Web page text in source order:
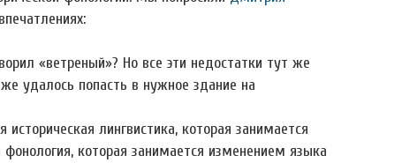
«ветреный»? Но все эти недостатки тут же
удалось попасть в нужное здание на
лингвистика, которая занимается
которая занимается изменением языка